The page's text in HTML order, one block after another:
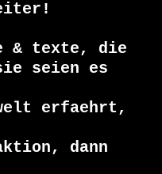
& texte, die
seien es
erfaehrt,